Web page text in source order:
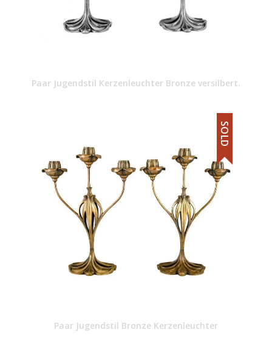
Paar Jugendstil Kerzenleuchter Bronze versilbert.
Paar Jugendstil Bronze Kerzenleuchter
SOLD